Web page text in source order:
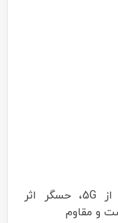
پشتیبانی از 5G، حسگر اثر
و مقاوم